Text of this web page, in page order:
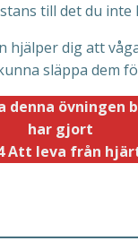
till det du inte
hjälper dig att
släppa dem
denna övningen
har gjort
Att leva från